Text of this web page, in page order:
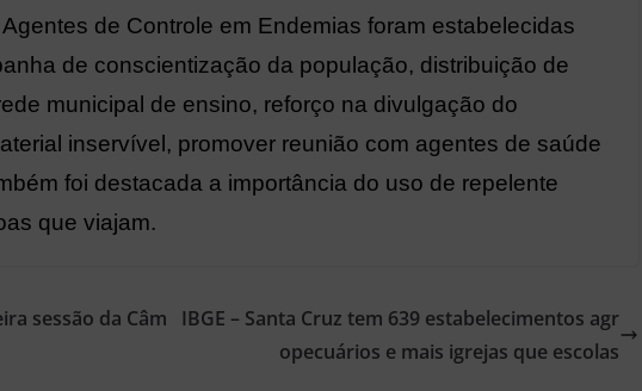
de Controle em Endemias foram estabelecidas
de conscientização da população, distribuição de
municipal de ensino, reforço na divulgação do
inservível, promover reunião com agentes de saúde
foi destacada a importância do uso de repelente
que viajam.
sessão da Câm
IBGE – Santa Cruz tem 639 estabelecimentos agr
opecuários e mais igrejas que escolas